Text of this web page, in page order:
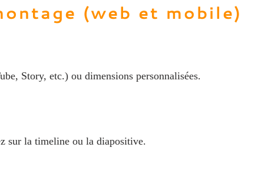
(web et mobile)
Story, etc.) ou dimensions personnalisées.
sur la timeline ou la diapositive.